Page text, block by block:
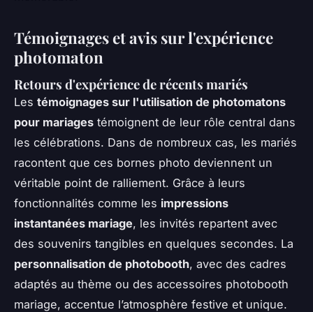
Témoignages et avis sur l'expérience
photomaton
Retours d'expérience de récents mariés
Les témoignages sur l'utilisation de photomatons
pour mariages témoignent de leur rôle central dans
les célébrations. Dans de nombreux cas, les mariés
racontent que ces bornes photo deviennent un
véritable point de ralliement. Grâce à leurs
fonctionnalités comme les impressions
instantanées mariage, les invités repartent avec
des souvenirs tangibles en quelques secondes. La
personnalisation de photobooth, avec des cadres
adaptés au thème ou des accessoires photobooth
mariage, accentue l’atmosphère festive et unique.